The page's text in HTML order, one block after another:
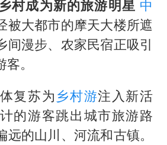
“不建议大家买深色蛋糕”
公司“上四休三”但要降薪1000元
OpenAI为免费用户升级GPT-5.6 Luna
如何把百年大党建设得更加坚强有力？
村成为新的旅游明星 中
被大都市的摩天大楼所遮
间漫步、农家民宿正吸引
。
复苏为 乡村游注入新活
的游客跳出城市旅游路
的山川、河流和古镇。